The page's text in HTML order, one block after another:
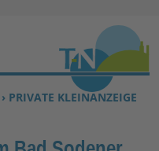
↓
PRIVATE KLEINANZEIGE